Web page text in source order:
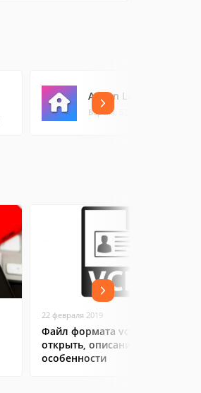
Action Launcher
Версия: 52.0 (17.73 МБ)
22 февраля 2019
Файл формата vcf: чем
открыть, описание,
особенности